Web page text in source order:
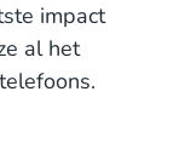
impact
al het